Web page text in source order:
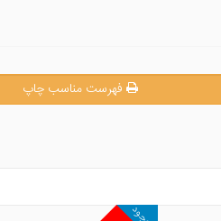
فهرست مناسب چاپ